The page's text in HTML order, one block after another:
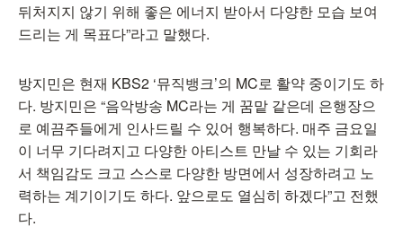
뒤처지지 않기 위해 좋은 에너지 받아서 다양한 모습 보여
드리는 게 목표다”라고 말했다.
방지민은 현재 KBS2 ‘뮤직뱅크’의 MC로 활약 중이기도 하
다. 방지민은 “음악방송 MC라는 게 꿈맡 같은데 은행장으
로 예끔주들에게 인사드릴 수 있어 행복하다. 매주 금요일
이 너무 기다려지고 다양한 아티스트 만날 수 있는 기회라
서 책임감도 크고 스스로 다양한 방면에서 성장하려고 노
력하는 계기이기도 하다. 앞으로도 열심히 하겠다”고 전했
다.